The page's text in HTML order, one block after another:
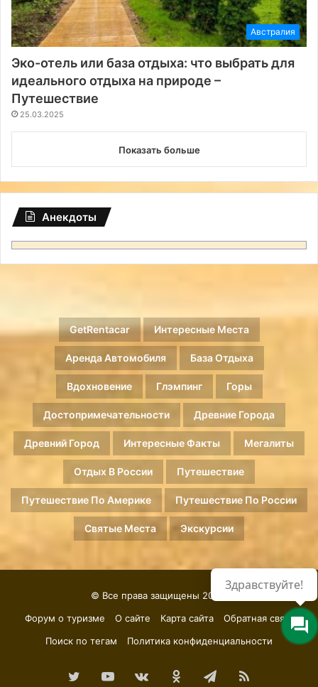
Австралия
Эко-отель или база отдыха: что выбрать для
идеального отдыха на природе –
Путешествие
25.03.2025
Показать больше
Анекдоты
GetRentacar Интересные Места
Аренда Автомобиля База Отдыха
Вдохновение Глэмпинг Горы
Достопримечательности Древние Города
Древний Город Интересные Факты Мегалиты
Отдых В России Путешествие
Путешествие По Америке Путешествие По России
Святые Места Экскурсии
© Все права защищены 2026.
Форум о туризме
О сайте Карта сайта
Обратная связь
Поиск по тегам
Политика конфиденциальности
TwitterYouTubevk.comОдноклассники
Telegram
RSS
Здравствуйте!